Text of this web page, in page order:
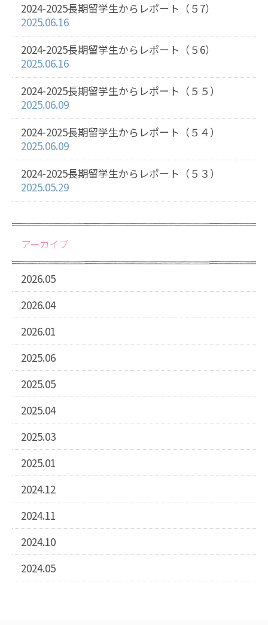
2024-2025長期留学生からレポート（５7）
2025.06.16
2024-2025長期留学生からレポート（５6）
2025.06.16
2024-2025長期留学生からレポート（５５）
2025.06.09
2024-2025長期留学生からレポート（５４）
2025.06.09
2024-2025長期留学生からレポート（５３）
2025.05.29
アーカイブ
2026.05
2026.04
2026.01
2025.06
2025.05
2025.04
2025.03
2025.01
2024.12
2024.11
2024.10
2024.05